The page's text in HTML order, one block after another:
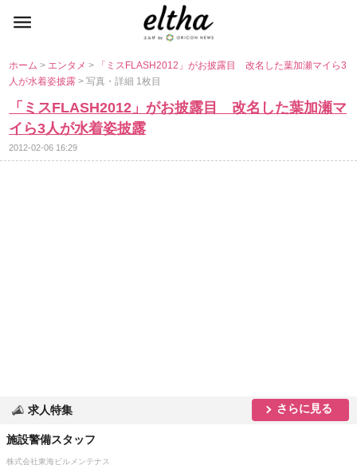
ホーム> エンタメ>
「ミスFLASH2012」がお披露目 改名した葉加瀬マイら3
人が水着姿披露> 写真・詳細 1枚目
「ミスFLASH2012」がお披露目 改名した葉加瀬マ
イら3人が水着姿披露
2012-02-06 16:29
求人特集 さらに見る
施設警備スタッフ
株式会社東海ビルメンテナス